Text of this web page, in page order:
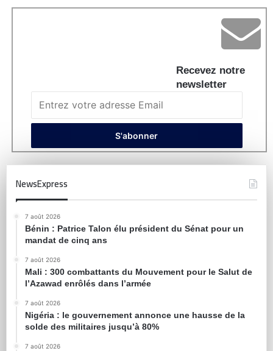
Recevez notre
newsletter
NewsExpress
7 août 2026
Bénin : Patrice Talon élu président du Sénat pour un
mandat de cinq ans
7 août 2026
Mali : 300 combattants du Mouvement pour le Salut de
l’Azawad enrôlés dans l’armée
7 août 2026
Nigéria : le gouvernement annonce une hausse de la
solde des militaires jusqu’à 80%
7 août 2026